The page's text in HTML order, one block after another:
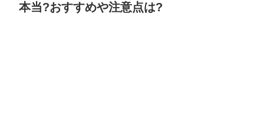
本当?おすすめや注意点は?